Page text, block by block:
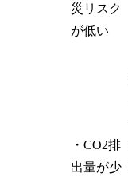
災リスク
が低い
・CO2排
出量が少